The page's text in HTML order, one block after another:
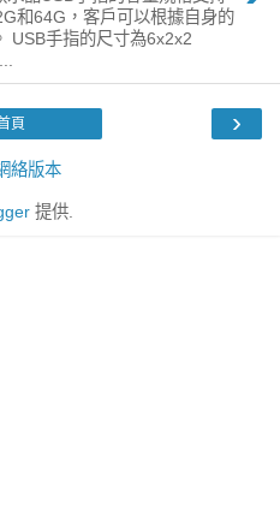
和64G，客戶可以根據自身的
USB手指的尺寸為6x2x2
›
頁
絡版本
提供.